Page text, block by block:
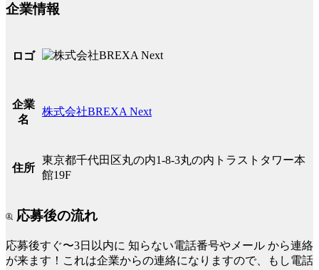
企業情報
ロゴ
企業
名
株式会社BREXA Next
住所
東京都千代田区丸の内1-8-3丸の内トラストタワー本
館19F
応募後の流れ
応募後すぐ〜3日以内に 知らない電話番号やメール から連絡
が来ます！これは企業からの連絡になりますので、もし電話